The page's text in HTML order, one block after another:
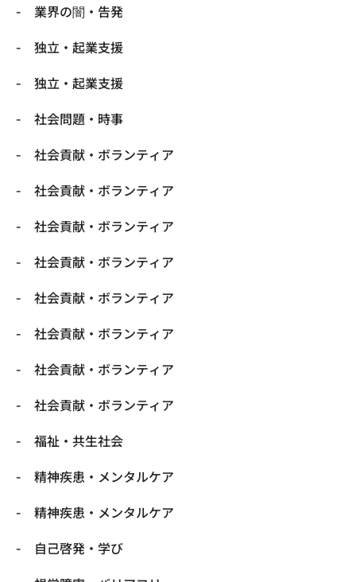
業界の闇・告発
独立・起業支援
独立・起業支援
社会問題・時事
社会貢献・ボランティア
社会貢献・ボランティア
社会貢献・ボランティア
社会貢献・ボランティア
社会貢献・ボランティア
社会貢献・ボランティア
社会貢献・ボランティア
社会貢献・ボランティア
福祉・共生社会
精神疾患・メンタルケア
精神疾患・メンタルケア
自己啓発・学び